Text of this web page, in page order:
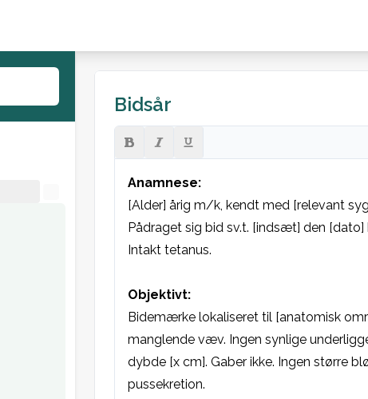
Bidsår
Anamnese:
[Alder] årig m/k, kendt med [relevant
Pådraget sig bid sv.t. [indsæt] den [dato]
Intakt tetanus.
Objektivt:
Bidemærke lokaliseret til [anatomisk
manglende væv. Ingen synlige
dybde [x cm]. Gaber ikke. Ingen større
pussekretion.